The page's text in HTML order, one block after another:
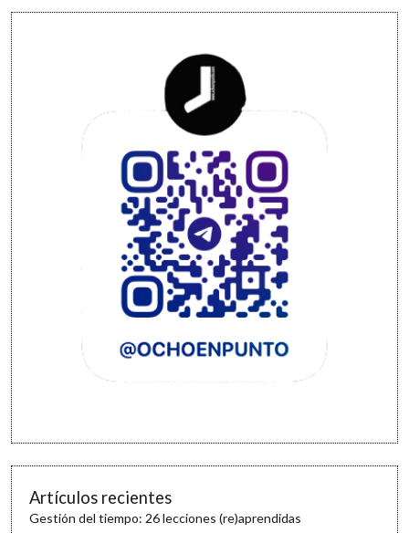
Artículos recientes
Gestión del tiempo: 26 lecciones (re)aprendidas